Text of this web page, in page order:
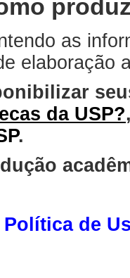
as
elaboração
da USP?
.
Política de